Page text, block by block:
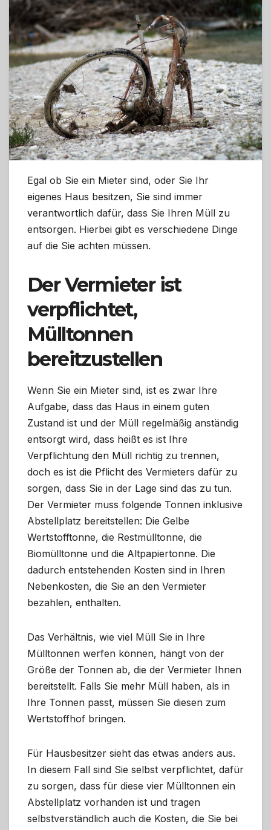
Egal ob Sie ein Mieter sind, oder Sie Ihr
eigenes Haus besitzen, Sie sind immer
verantwortlich dafür, dass Sie Ihren Müll zu
entsorgen. Hierbei gibt es verschiedene Dinge
auf die Sie achten müssen.
Der Vermieter ist
verpflichtet,
Mülltonnen
bereitzustellen
Wenn Sie ein Mieter sind, ist es zwar Ihre
Aufgabe, dass das Haus in einem guten
Zustand ist und der Müll regelmäßig anständig
entsorgt wird, dass heißt es ist Ihre
Verpflichtung den Müll richtig zu trennen,
doch es ist die Pflicht des Vermieters dafür zu
sorgen, dass Sie in der Lage sind das zu tun.
Der Vermieter muss folgende Tonnen inklusive
Abstellplatz bereitstellen: Die Gelbe
Wertstofftonne, die Restmülltonne, die
Biomülltonne und die Altpapiertonne. Die
dadurch entstehenden Kosten sind in Ihren
Nebenkosten, die Sie an den Vermieter
bezahlen, enthalten.
Das Verhältnis, wie viel Müll Sie in Ihre
Mülltonnen werfen können, hängt von der
Größe der Tonnen ab, die der Vermieter Ihnen
bereitstellt. Falls Sie mehr Müll haben, als in
Ihre Tonnen passt, müssen Sie diesen zum
Wertstoffhof bringen.
Für Hausbesitzer sieht das etwas anders aus.
In diesem Fall sind Sie selbst verpflichtet, dafür
zu sorgen, dass für diese vier Mülltonnen ein
Abstellplatz vorhanden ist und tragen
selbstverständlich auch die Kosten, die Sie bei